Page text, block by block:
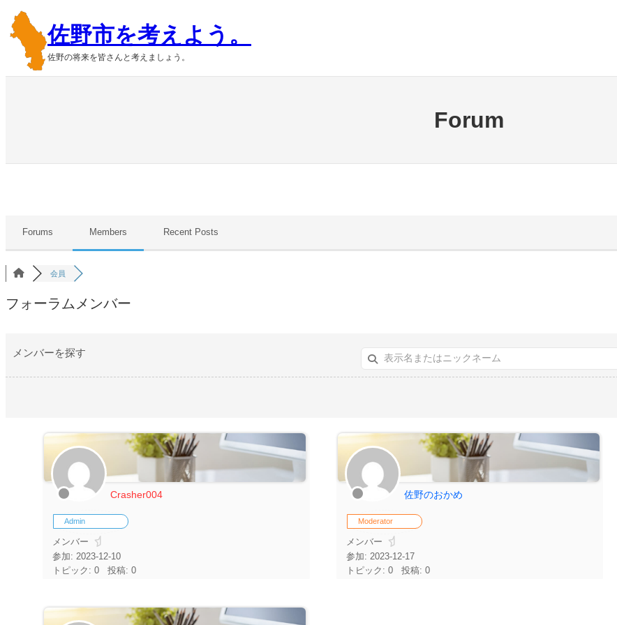
内
容
佐野市を考えよう。
佐野の将来を皆さんと考えましょう。
Forum
Forums Members Recent Posts
会員
フォーラムメンバー
メンバーを探す
Crasher004
Admin
メンバー
参加: 2023-12-10
トピック: 0
投稿: 0
佐野のおかめ
Moderator
メンバー
参加: 2023-12-17
トピック: 0
投稿: 0